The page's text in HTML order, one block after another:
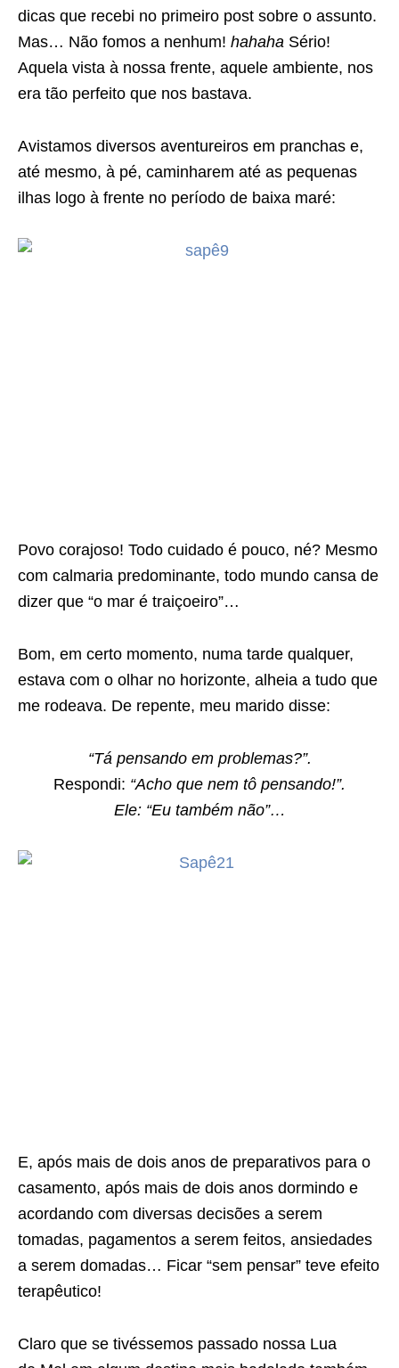
dicas que recebi no primeiro post sobre o assunto.
Mas… Não fomos a nenhum! hahaha Sério!
Aquela vista à nossa frente, aquele ambiente, nos
era tão perfeito que nos bastava.
Avistamos diversos aventureiros em pranchas e,
até mesmo, à pé, caminharem até as pequenas
ilhas logo à frente no período de baixa maré:
Povo corajoso! Todo cuidado é pouco, né? Mesmo
com calmaria predominante, todo mundo cansa de
dizer que “o mar é traiçoeiro”…
Bom, em certo momento, numa tarde qualquer,
estava com o olhar no horizonte, alheia a tudo que
me rodeava. De repente, meu marido disse:
“Tá pensando em problemas?”.
Respondi: “Acho que nem tô pensando!”.
Ele: “Eu também não”…
E, após mais de dois anos de preparativos para o
casamento, após mais de dois anos dormindo e
acordando com diversas decisões a serem
tomadas, pagamentos a serem feitos, ansiedades
a serem domadas… Ficar “sem pensar” teve efeito
terapêutico!
Claro que se tivéssemos passado nossa Lua